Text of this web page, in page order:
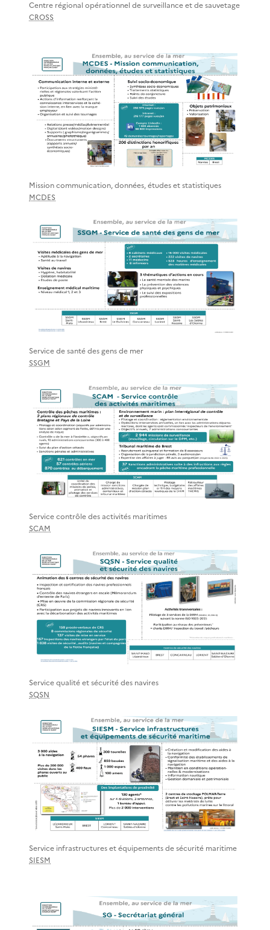
Centre régional opérationnel de surveillance et de sauvetage
CROSS
Mission communication, données, études et statistiques
MCDES
Service de santé des gens de mer
SSGM
Service contrôle des activités maritimes
SCAM
Service qualité et sécurité des navires
SQSN
Service infrastructures et équipements de sécurité maritime
SIESM